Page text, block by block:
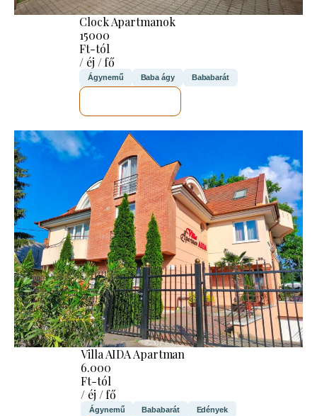
Clock Apartmanok
15000
Ft-tól
/ éj / fő
Ágynemű Baba ágy Bababarát
Villa AIDA Apartman
6.000
Ft-tól
/ éj / fő
Ágynemű Bababarát Edények